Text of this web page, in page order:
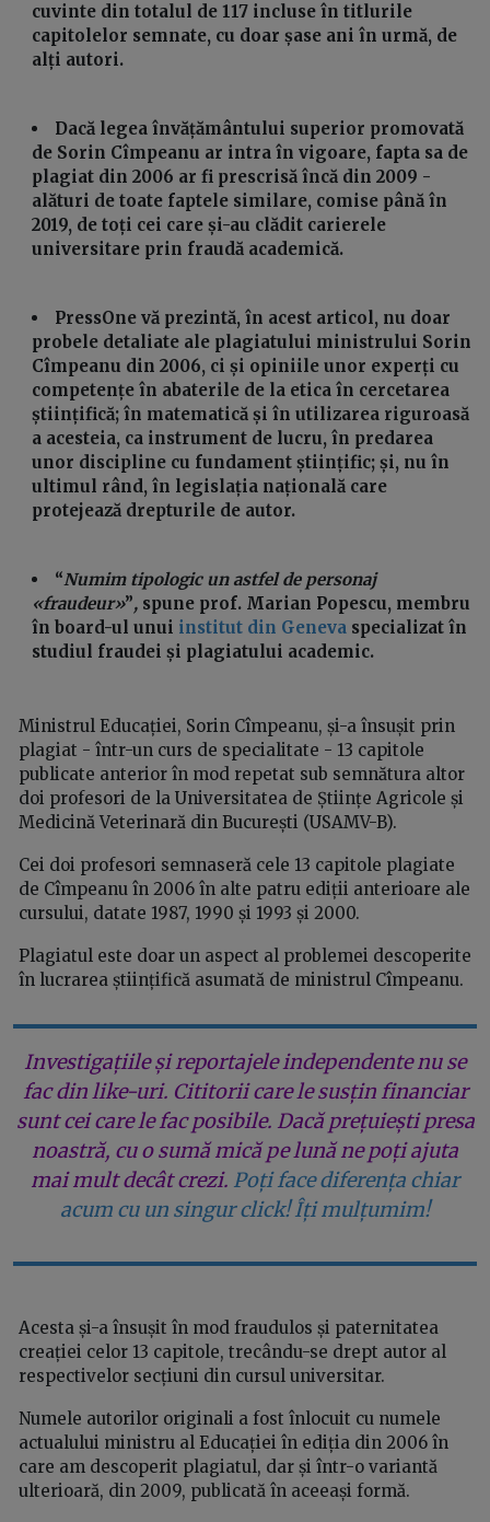
cuvinte din totalul de 117 incluse în titlurile
capitolelor semnate, cu doar șase ani în urmă, de
alți autori.
Dacă legea învățământului superior promovată
de Sorin Cîmpeanu ar intra în vigoare, fapta sa de
plagiat din 2006 ar fi prescrisă încă din 2009 -
alături de toate faptele similare, comise până în
2019, de toți cei care și-au clădit carierele
universitare prin fraudă academică.
PressOne vă prezintă, în acest articol, nu doar
probele detaliate ale plagiatului ministrului Sorin
Cîmpeanu din 2006, ci și opiniile unor experți cu
competențe în abaterile de la etica în cercetarea
științifică; în matematică și în utilizarea riguroasă
a acesteia, ca instrument de lucru, în predarea
unor discipline cu fundament științific; și, nu în
ultimul rând, în legislația națională care
protejează drepturile de autor.
“Numim tipologic un astfel de personaj
«fraudeur»”, spune prof. Marian Popescu, membru
în board-ul unui institut din Geneva specializat în
studiul fraudei și plagiatului academic.
Ministrul Educației, Sorin Cîmpeanu, și-a însușit prin
plagiat - într-un curs de specialitate - 13 capitole
publicate anterior în mod repetat sub semnătura altor
doi profesori de la Universitatea de Științe Agricole și
Medicină Veterinară din București (USAMV-B).
Cei doi profesori semnaseră cele 13 capitole plagiate
de Cîmpeanu în 2006 în alte patru ediții anterioare ale
cursului, datate 1987, 1990 și 1993 și 2000.
Plagiatul este doar un aspect al problemei descoperite
în lucrarea științifică asumată de ministrul Cîmpeanu.
Investigațiile și reportajele independente nu se
fac din like-uri. Cititorii care le susțin financiar
sunt cei care le fac posibile. Dacă prețuiești presa
noastră, cu o sumă mică pe lună ne poți ajuta
mai mult decât crezi. Poți face diferența chiar
acum cu un singur click! Îți mulțumim!
Acesta și-a însușit în mod fraudulos și paternitatea
creației celor 13 capitole, trecându-se drept autor al
respectivelor secțiuni din cursul universitar.
Numele autorilor originali a fost înlocuit cu numele
actualului ministru al Educației în ediția din 2006 în
care am descoperit plagiatul, dar și într-o variantă
ulterioară, din 2009, publicată în aceeași formă.